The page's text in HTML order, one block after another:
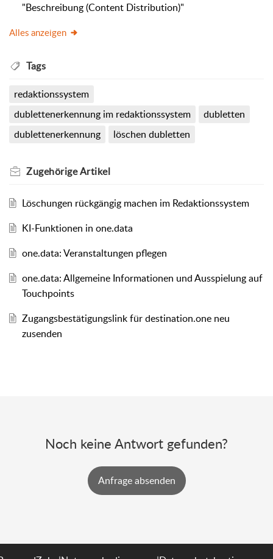
"Beschreibung (Content Distribution)"
Alles anzeigen
Tags
redaktionssystem
dublettenerkennung im redaktionssystem
dubletten
dublettenerkennung
löschen dubletten
ZugehörigeArtikel
Löschungen rückgängig machen im Redaktionssystem
KI-Funktionen in one.data
one.data: Veranstaltungen pflegen
one.data: Allgemeine Informationen und Ausspielung auf
Touchpoints
Zugangsbestätigungslink für destination.one neu
zusenden
Noch keine Antwort gefunden?